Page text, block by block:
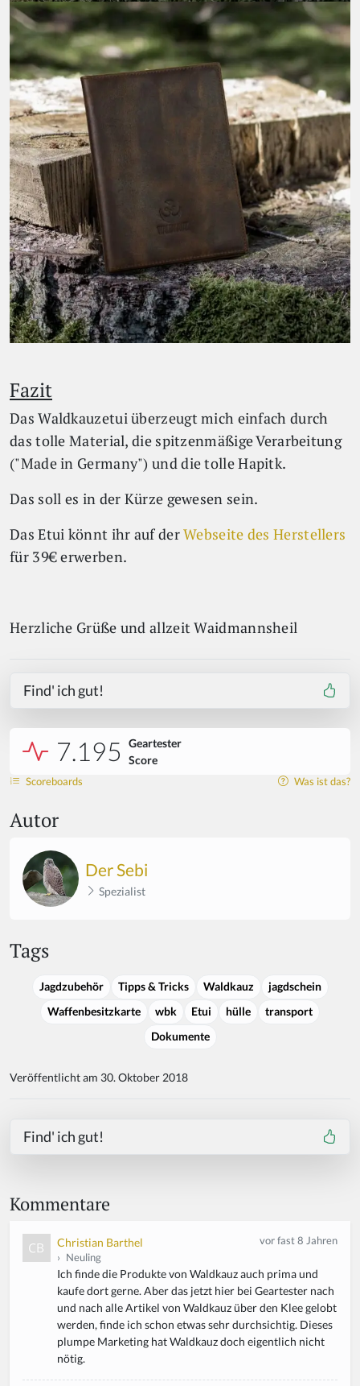
Fazit
Das Waldkauzetui überzeugt mich einfach durch
das tolle Material, die spitzenmäßige Verarbeitung
("Made in Germany") und die tolle Hapitk.
Das soll es in der Kürze gewesen sein.
Das Etui könnt ihr auf derWebseite des Herstellers
für 39€ erwerben.
Herzliche Grüße und allzeit Waidmannsheil
Find' ich gut!
7.195
Geartester
Score
Scoreboards Was ist das?
Autor
Der Sebi
Spezialist
Tags
Jagdzubehör Tipps & Tricks Waldkauz
jagdschein
Waffenbesitzkarte
wbk Etui hülle
transport
Dokumente
Veröffentlicht am 30. Oktober 2018
Find' ich gut!
Kommentare
Christian Barthel
› Neuling
vor fast 8 Jahren
Ich finde die Produkte von Waldkauz auch prima und
kaufe dort gerne. Aber das jetzt hier bei Geartester nach
und nach alle Artikel von Waldkauz über den Klee gelobt
werden, finde ich schon etwas sehr durchsichtig. Dieses
plumpe Marketing hat Waldkauz doch eigentlich nicht
nötig.